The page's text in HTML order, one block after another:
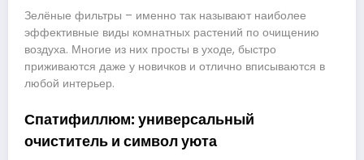
Зелёные фильтры – именно так называют наиболее
эффективные виды комнатных растений по очищению
воздуха. Многие из них просты в уходе, быстро
приживаются даже у новичков и отлично вписываются в
любой интерьер.
Спатифиллюм: универсальный
очиститель и символ уюта